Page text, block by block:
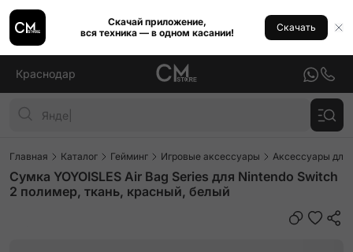
Скачай приложение,
вся техника — в одном касании!
Скачать
Краснодар
Главная Каталог Гейминг Игровые аксессуары Аксессуары для
Сумка YOYOISLES Air Bag Series для Nintendo Switch
2 полимер, ткань, красный, белый